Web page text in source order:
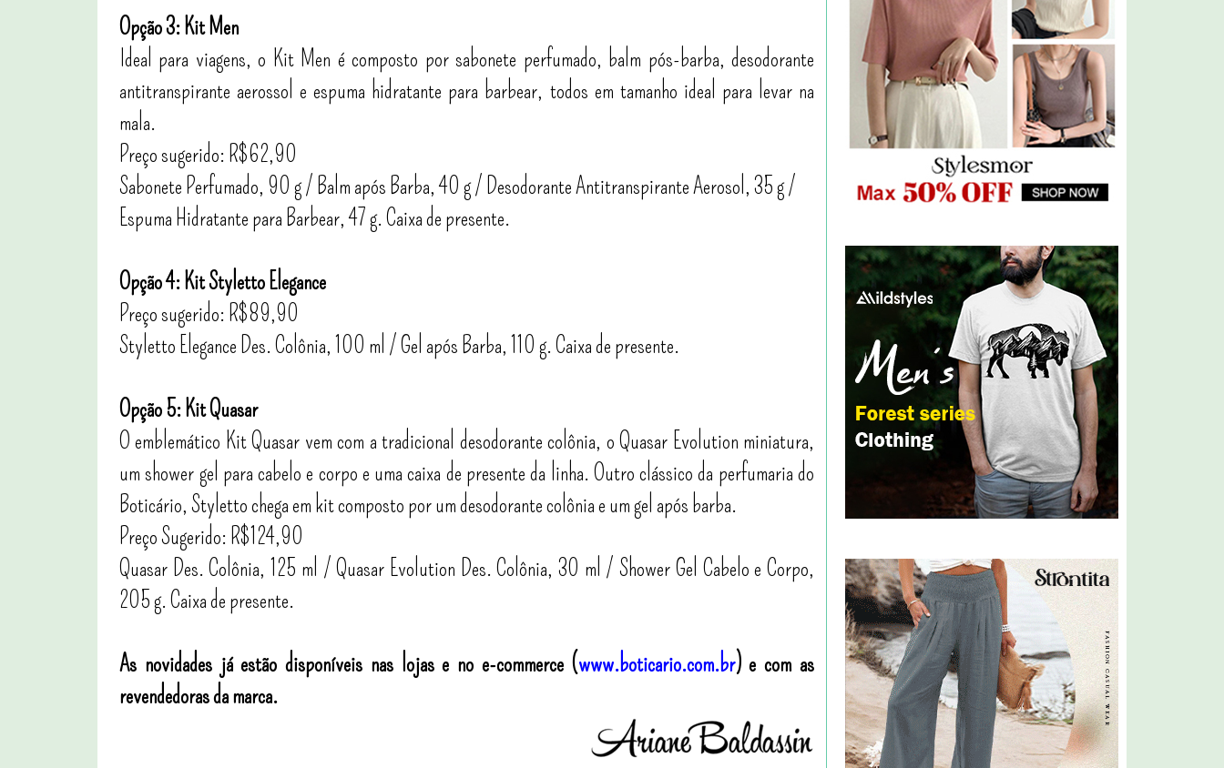
Opção 3: Kit Men
Ideal para viagens, o Kit Men é composto por sabonete perfumado, balm pós-barba, desodorante
antitranspirante aerossol e espuma hidratante para barbear, todos em tamanho ideal para levar na
mala.
Preço sugerido: R$62,90
Sabonete Perfumado, 90 g / Balm após Barba, 40 g / Desodorante Antitranspirante Aerosol, 35 g /
Espuma Hidratante para Barbear, 47 g. Caixa de presente.
Opção 4: Kit Styletto Elegance
Preço sugerido: R$89,90
Styletto Elegance Des. Colônia, 100 ml / Gel após Barba, 110 g. Caixa de presente.
Opção 5: Kit Quasar
O emblemático Kit Quasar vem com a tradicional desodorante colônia, o Quasar Evolution miniatura,
um shower gel para cabelo e corpo e uma caixa de presente da linha. Outro clássico da perfumaria do
Boticário, Styletto chega em kit composto por um desodorante colônia e um gel após barba.
Preço Sugerido: R$124,90
Quasar Des. Colônia, 125 ml / Quasar Evolution Des. Colônia, 30 ml / Shower Gel Cabelo e Corpo,
205 g. Caixa de presente.
As novidades já estão disponíveis nas lojas e no e-commerce (www.boticario.com.br) e com as
revendedoras da marca.